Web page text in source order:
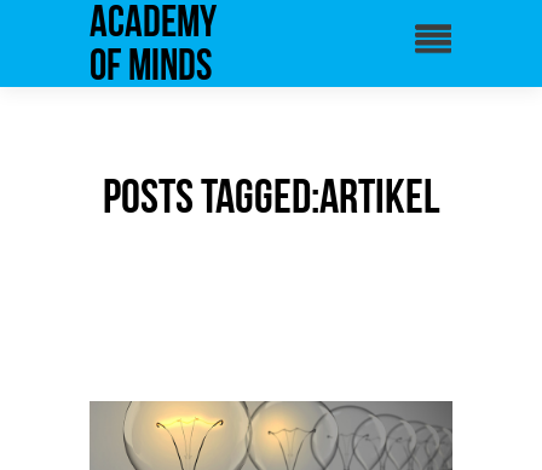
Academy
of Minds
Posts Tagged:Artikel